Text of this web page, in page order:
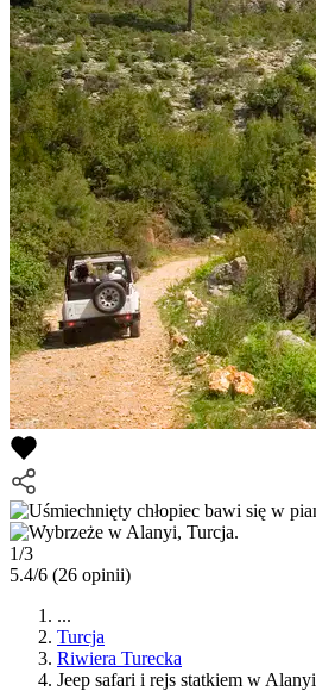
1/3
5.4/6 (26 opinii)
...
Turcja
Riwiera Turecka
Jeep safari i rejs statkiem w Alanyi